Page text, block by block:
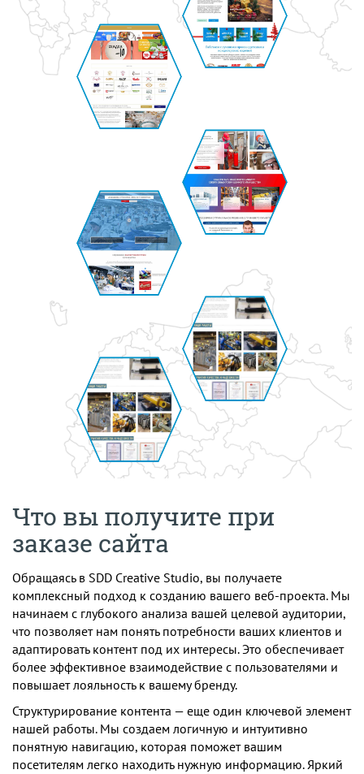
Что вы получите при
заказе сайта
Обращаясь в SDD Creative Studio, вы получаете
комплексный подход к созданию вашего веб-проекта. Мы
начинаем с глубокого анализа вашей целевой аудитории,
что позволяет нам понять потребности ваших клиентов и
адаптировать контент под их интересы. Это обеспечивает
более эффективное взаимодействие с пользователями и
повышает лояльность к вашему бренду.
Структурирование контента — еще один ключевой элемент
нашей работы. Мы создаем логичную и интуитивно
понятную навигацию, которая поможет вашим
посетителям легко находить нужную информацию. Яркий